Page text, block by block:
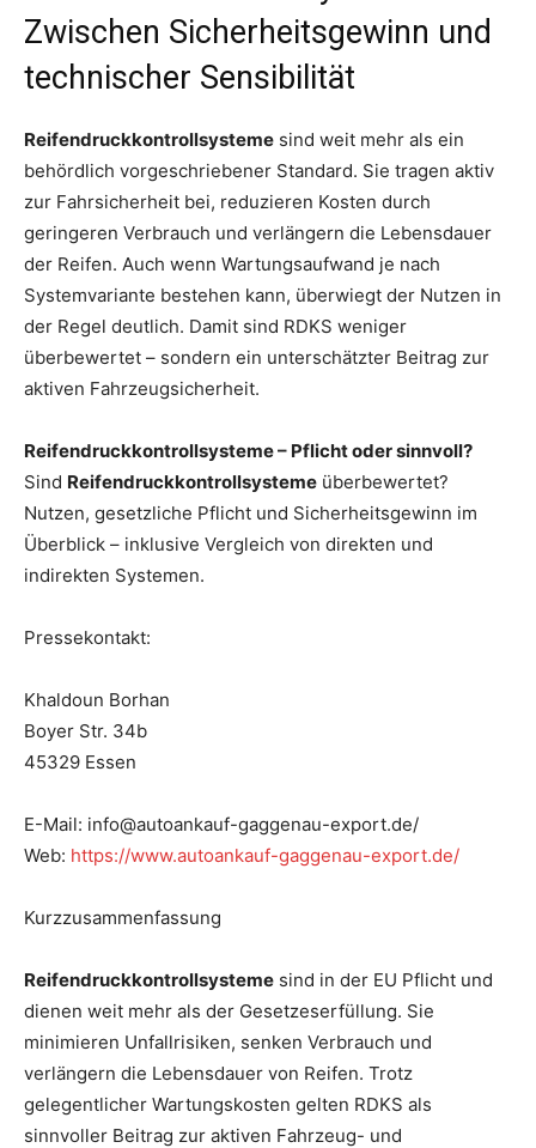
Zwischen Sicherheitsgewinn und
technischer Sensibilität
Reifendruckkontrollsysteme sind weit mehr als ein
behördlich vorgeschriebener Standard. Sie tragen aktiv
zur Fahrsicherheit bei, reduzieren Kosten durch
geringeren Verbrauch und verlängern die Lebensdauer
der Reifen. Auch wenn Wartungsaufwand je nach
Systemvariante bestehen kann, überwiegt der Nutzen in
der Regel deutlich. Damit sind RDKS weniger
überbewertet – sondern ein unterschätzter Beitrag zur
aktiven Fahrzeugsicherheit.
Reifendruckkontrollsysteme – Pflicht oder sinnvoll?
Sind Reifendruckkontrollsysteme überbewertet?
Nutzen, gesetzliche Pflicht und Sicherheitsgewinn im
Überblick – inklusive Vergleich von direkten und
indirekten Systemen.
Pressekontakt:
Khaldoun Borhan
Boyer Str. 34b
45329 Essen
E-Mail: info@autoankauf-gaggenau-export.de/
Web: https://www.autoankauf-gaggenau-export.de/
Kurzzusammenfassung
Reifendruckkontrollsysteme sind in der EU Pflicht und
dienen weit mehr als der Gesetzeserfüllung. Sie
minimieren Unfallrisiken, senken Verbrauch und
verlängern die Lebensdauer von Reifen. Trotz
gelegentlicher Wartungskosten gelten RDKS als
sinnvoller Beitrag zur aktiven Fahrzeug- und